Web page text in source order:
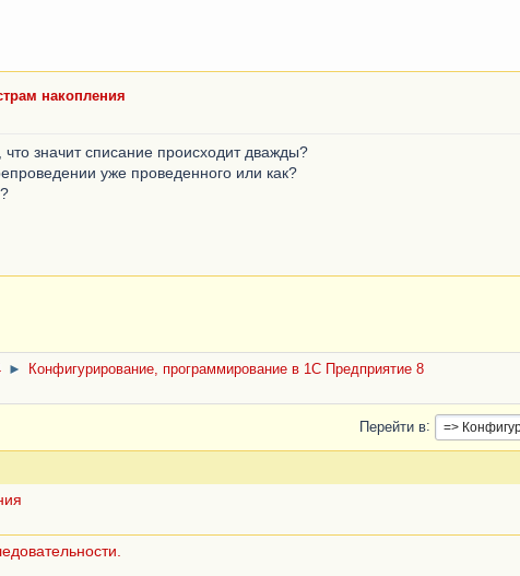
накопления
что значит списание происходит дважды?
уже проведенного или как?
►
Конфигурирование, программирование в 1С Предприятие 8
Перейти в